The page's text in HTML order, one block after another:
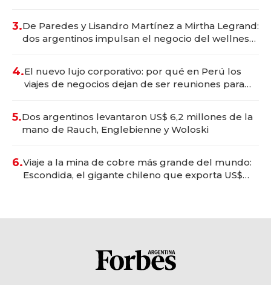
3.De Paredes y Lisandro Martínez a Mirtha Legrand:
dos argentinos impulsan el negocio del wellness
4.El nuevo lujo corporativo: por qué en Perú los
viajes de negocios dejan de ser reuniones para
5.Dos argentinos levantaron US$ 6,2 millones de la
mano de Rauch, Englebienne y Woloski
6.Viaje a la mina de cobre más grande del mundo:
Escondida, el gigante chileno que exporta US$